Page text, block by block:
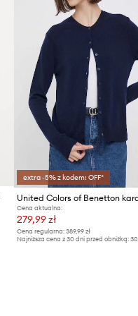
extra -5% z kodem: OFF*
Cena aktualna:
279,99 zł
Cena regularna:389,99 zł
Najniższa cena z 30 dni przed obniżką: